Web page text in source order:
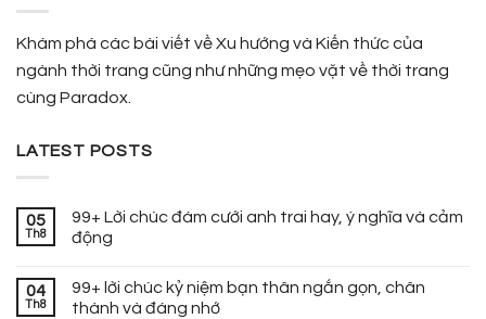
Khám phá các bài viết về Xu hướng và Kiến thức của
ngành thời trang cũng như những mẹo vặt về thời trang
cùng Paradox.
LATEST POSTS
05
Th8
99+ Lời chúc đám cưới anh trai hay, ý nghĩa và cảm
động
04
Th8
99+ lời chúc kỷ niệm bạn thân ngắn gọn, chân
thành và đáng nhớ